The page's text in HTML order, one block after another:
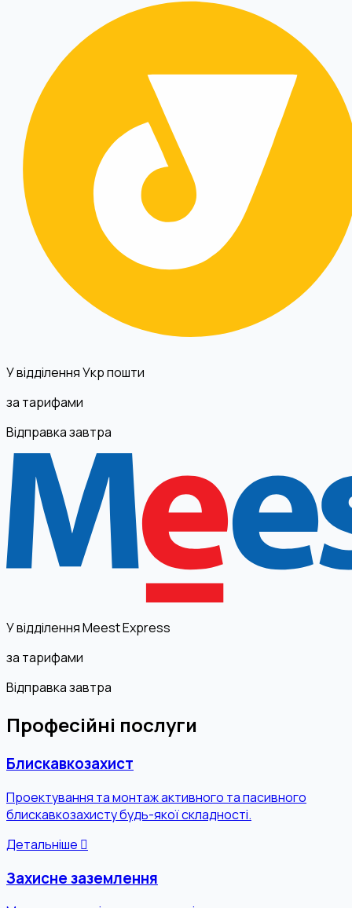
У відділення Укр пошти
за тарифами
Відправка завтра
У відділення Meest Express
за тарифами
Відправка завтра
Професійні послуги
Блискавкозахист
Проектування та монтаж активного та пасивного
блискавкозахисту будь-якої складності.
Детальніше
Захисне заземлення